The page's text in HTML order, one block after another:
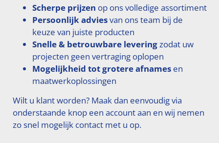
Scherpe prijzen op ons volledige assortiment
Persoonlijk adviesvan ons team bij de
keuze van juiste producten
Snelle & betrouwbare leveringzodat uw
projecten geen vertraging oplopen
Mogelijkheid tot grotere afnamesen
maatwerkoplossingen
Wilt u klant worden? Maak dan eenvoudig via
onderstaande knop een account aan en wij nemen
zo snel mogelijk contact met u op.